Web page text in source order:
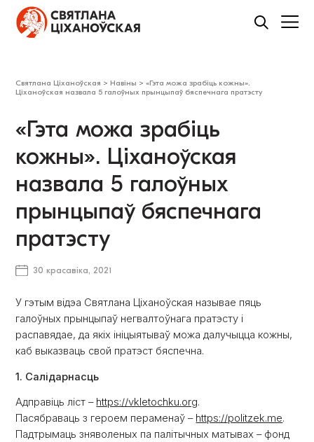
Святлана Ціханоўская > Навіны >«Гэта можа зрабіць кожны».
Ціханоўская назвала 5 галоўных прынцыпаў бяспечнага пратэсту
«Гэта можа зрабіць
кожны». Ціханоўская
назвала 5 галоўных
прынцыпаў бяспечнага
пратэсту
30 красавіка, 2021
У гэтым відэа Святлана Ціханоўская называе пяць
галоўных прынцыпаў негвалтоўнага пратэсту і
распавядае, да якіх ініцыятываў можа далучыцца кожны,
каб выказваць свой пратэст бяспечна.
1. Салідарнасць
Адправіць ліст – https://vkletochku.org.
Пасябраваць з героем пераменаў – https://politzek.me.
Падтрымаць зняволеных па палітычных матывах – фонд